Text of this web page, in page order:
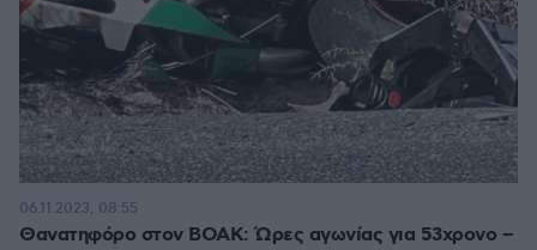
Θανατηφόρο στον ΒΟΑΚ: Ώρες αγωνίας για 53χρονο –
06.11.2023, 08:55